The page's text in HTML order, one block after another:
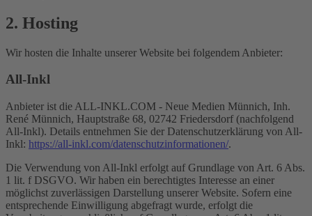
2. Hosting
Wir hosten die Inhalte unserer Website bei folgendem Anbieter:
All-Inkl
Anbieter ist die ALL-INKL.COM - Neue Medien Münnich, Inh.
René Münnich, Hauptstraße 68, 02742 Friedersdorf (nachfolgend
All-Inkl). Details entnehmen Sie der Datenschutzerklärung von All-
Inkl: https://all-inkl.com/datenschutzinformationen/.
Die Verwendung von All-Inkl erfolgt auf Grundlage von Art. 6 Abs.
1 lit. f DSGVO. Wir haben ein berechtigtes Interesse an einer
möglichst zuverlässigen Darstellung unserer Website. Sofern eine
entsprechende Einwilligung abgefragt wurde, erfolgt die